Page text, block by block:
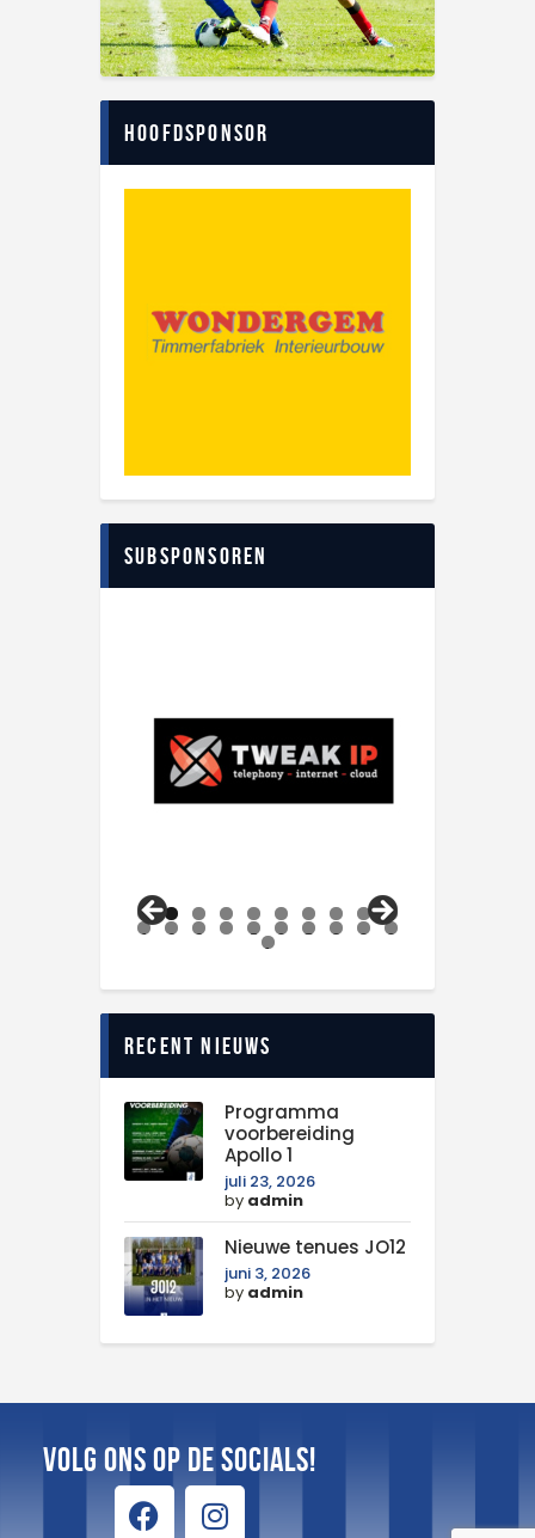
Hoofdsponsor
Subsponsoren
0
1 2 3 4 5 6 7 8 9 0
1
Recent nieuws
Programma
voorbereiding
Apollo 1
juli 23, 2026
by admin
Nieuwe tenues JO12
juni 3, 2026
by admin
Volg ons op de Socials!